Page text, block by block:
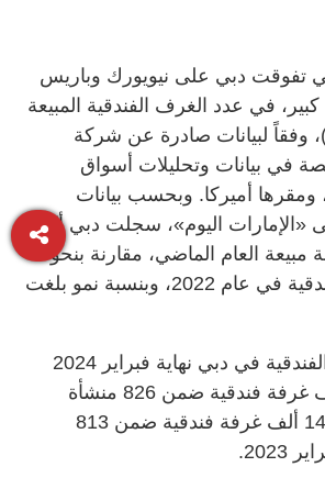
تفوقت دبي على نيويورك وباريس
في عدد الغرف الفندقية المبيعة
وفقاً لبيانات صادرة عن شركة
في بيانات وتحليلات أسواق
ومقرها أميركا. وبحسب بيانات
«الإمارات اليوم»، سجلت دبي أكثر
ليلة مبيعة العام الماضي، مقارنة بنحو
37.4 مليون ليلة فندقية في عام 2022، وبنسبة نمو بلغت
وبلغ حجم السوق الفندقية في دبي نهاية فبراير 2024
أكثر من 151.2 ألف غرفة فندقية ضمن 826 منشأة
فندقية، مقابل 148.4 ألف غرفة فندقية ضمن 813